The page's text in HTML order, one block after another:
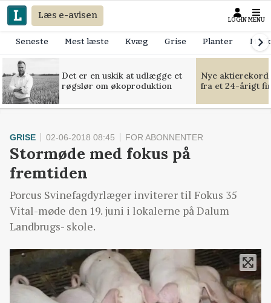
Læs e-avisen LOGIN MENU
Seneste Mest læste Kvæg Grise Planter
Det er en uskik at udlægge et
røgslør om økoproduktion
Nye
fra et 24-årigt
GRISE 02-06-2018 08:45 FOR ABONNENTER
Stormøde med fokus på
fremtiden
Porcus Svinefagdyrlæger inviterer til Fokus 35
Vital-møde den 19. juni i lokalerne på Dalum
Landbrugs- skole.